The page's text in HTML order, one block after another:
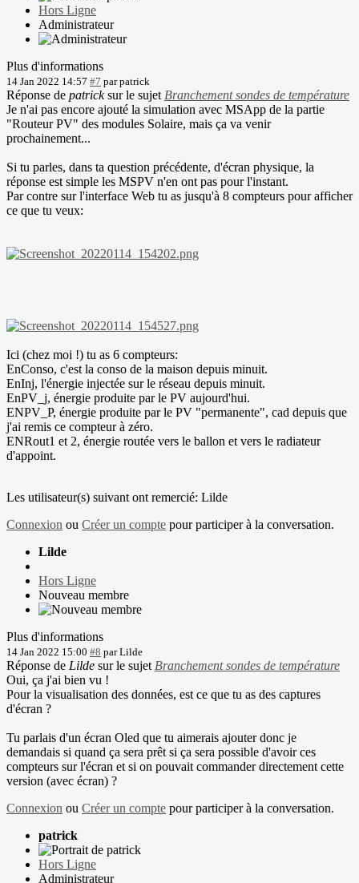
Hors Ligne
Administrateur
Plus d'informations
14 Jan 2022 14:57 #7 parpatrick
Réponse de patricksur le sujet Branchement sondes de température
Je n'ai pas encore ajouté la simulation avec MSApp de la partie
"Routeur PV" des modules Solaire, mais ça va venir
prochainement...
Si tu parles, dans ta question précédente, d'écran physique, la
réponse est simple les MSPV n'en ont pas pour l'instant.
Par contre sur l'interface Web tu as jusqu'à 8 compteurs pour afficher
ce que tu veux:
Ici (chez moi !) tu as 6 compteurs:
EnConso, c'est la conso de la maison depuis minuit.
EnInj, l'énergie injectée sur le réseau depuis minuit.
EnPV_j, énergie produite par le PV aujourd'hui.
ENPV_P, énergie produite par le PV "permanente", cad depuis que
j'ai remis ce compteur à zéro.
ENRout1 et 2, énergie routée vers le ballon et vers le radiateur
d'appoint.
Les utilisateur(s) suivant ont remercié: Lilde
Connexion ou Créer un compte pour participer à la conversation.
Lilde
Hors Ligne
Nouveau membre
Plus d'informations
14 Jan 2022 15:00 #8 parLilde
Réponse de Lilde sur le sujet Branchement sondes de température
Oui, ça j'ai bien vu !
Pour la visualisation des données, est ce que tu as des captures
d'écran ?
Tu parlais d'un écran Oled que tu aimerais ajouter donc je
demandais si quand ça sera prêt si ça sera possible d'avoir ces
compteurs sur l'écran et si on pouvait commander directement cette
version (avec écran) ?
Connexion ou Créer un compte pour participer à la conversation.
patrick
Hors Ligne
Administrateur